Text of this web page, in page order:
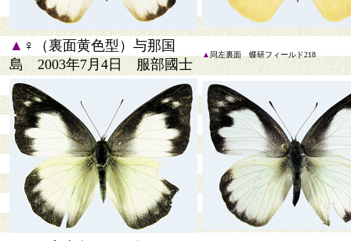
▲ ♀（裏面黄色型）与那国
島 2003年7月4日 服部國士
▲同左裏面 蝶研フィールド218